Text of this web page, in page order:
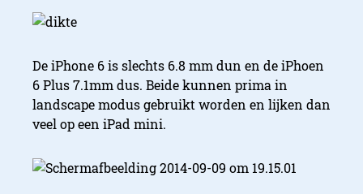
De iPhone 6 is slechts 6.8 mm dun en de iPhoen
6 Plus 7.1mm dus. Beide kunnen prima in
landscape modus gebruikt worden en lijken dan
veel op een iPad mini.